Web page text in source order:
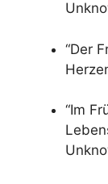
“Der
“Im